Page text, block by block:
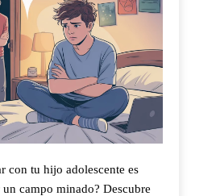
con tu hijo adolescente es
campo minado? Descubre